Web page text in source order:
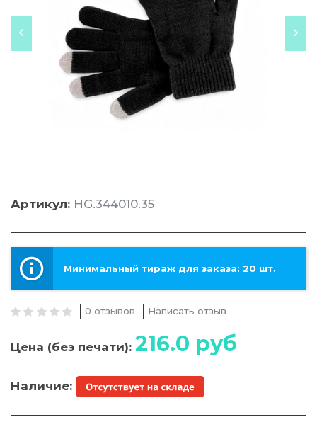
Артикул: HG.344010.35
Минимальный тираж для заказа: 20 шт.
0 отзывов Написать отзыв
Цена (без печати): 216.0 руб
Наличие: